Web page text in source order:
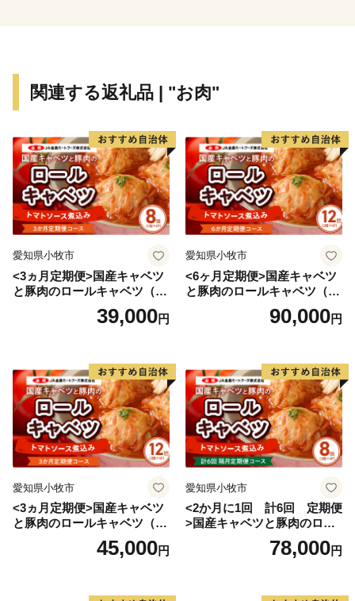
け時期以上に時間を頂戴する場合がございますので、ご
・お送りいたしましたお礼品は確実にお受取りくださ
い。長期不在等寄附者様事由による返送、劣化、におい
ては再送はできません。
・一部離島にはクール便でのお届けが出来ませんのでご
注意ください。
・ヤマト運輸様の転送料につきまして
お届け先を変更（転送）する場合、転送料金は、ご贈答
お間違いがないか十分にご確認の上ご注文ください。
り状記載のご依頼主様に返送させていただきます。
■ワンストップ特例申請書
入金確認後、注文内容確認画面の【注文者情報】に記載
の住所へ申込完了日から30日程度で発送いたします。
（返信封筒あり・切手必要）
※確定申告をされる方は特例申請の必要はございませ
ん。
【ワンストップ特例申請書送付先】
住所：宮崎県都城市宮丸町3070-1
関連する返礼品 | "お肉"
愛知県小牧市
<3ヵ月定期便>国産キャベツ
と豚肉のロールキャベツ（4P
39,000円
愛知県小牧市
<6ヶ月定期便>国産キャベツ
と豚肉のロールキャベツ（6P
90,000円
愛知県小牧市
<3ヵ月定期便>国産キャベツ
と豚肉のロールキャベツ（6P
45,000円
愛知県小牧市
<2か月に1回 計6回 定期便
>国産キャベツと豚肉のロー
ルキャベツ（4P入り）
78,000円